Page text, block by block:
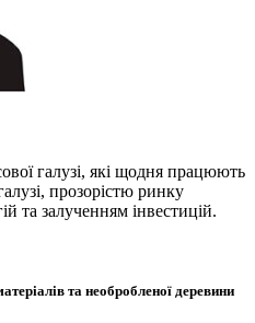
галузі, які щодня працюють
прозорістю ринку
та залученням інвестицій.
та необробленої деревини